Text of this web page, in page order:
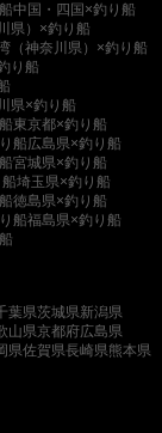
中国・四国×釣り船
県）×釣り船
（神奈川県）×釣り船
り船
県×釣り船
東京都×釣り船
船広島県×釣り船
宮城県×釣り船
埼玉県×釣り船
徳島県×釣り船
船福島県×釣り船
葉県茨城県新潟県
山県京都府広島県
県佐賀県長崎県熊本県